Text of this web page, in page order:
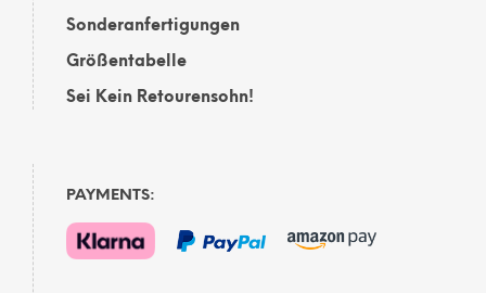
Sonderanfertigungen
Größentabelle
Sei Kein Retourensohn!
PAYMENTS: